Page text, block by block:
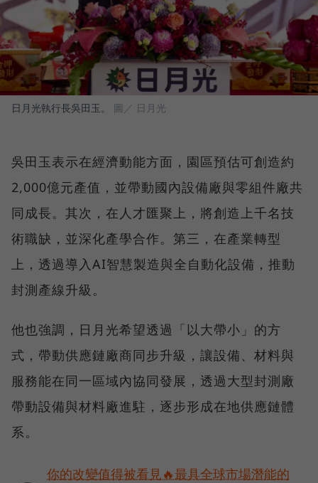
日月光執行長吳田玉。 圖／ 日月光
吳田玉表示在經濟動能方面，園區預估可創造約
2,000億元產值，並帶動國內設備廠與零組件廠共
同成長。其次，在人才匯聚上，將創造上千名技
術職缺，並深化產學合作。第三，在產業轉型
上，透過導入AI智慧製造與全自動化設備，推動
封測產線升級。
他也強調，日月光希望透過「以大帶小」的方
式，帶動供應鏈廠商同步升級，讓設備、材料與
服務能在同一區域內協同發展，透過大型封測廠
帶動設備與材料廠進駐，逐步形成在地供應鏈體
系。
你的改變值得被看見🔥最具全球市場潛能的